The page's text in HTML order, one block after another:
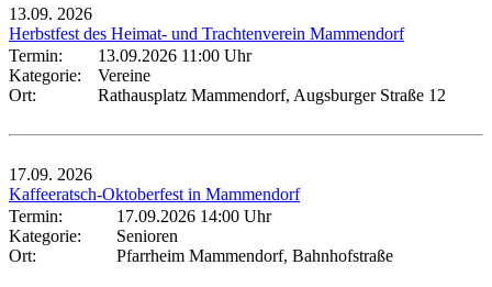
13.09. 2026
Herbstfest des Heimat- und Trachtenverein Mammendorf
Termin:
13.09.2026 11:00 Uhr
Kategorie:
Vereine
Ort:
Rathausplatz Mammendorf, Augsburger Straße 12
17.09. 2026
Kaffeeratsch-Oktoberfest in Mammendorf
Termin:
17.09.2026 14:00 Uhr
Kategorie:
Senioren
Ort:
Pfarrheim Mammendorf, Bahnhofstraße